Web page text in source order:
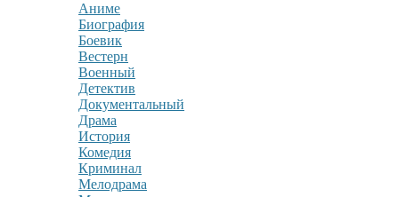
Аниме
Биография
Боевик
Вестерн
Военный
Детектив
Документальный
Драма
История
Комедия
Криминал
Мелодрама